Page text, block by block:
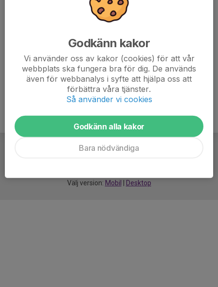
Glöm ej skyddsutrustning.
Viktigt att alla svarar på kallelsen!
Välj version: Mobil Desktop
Godkänn kakor
Vi använder oss av kakor (cookies) för att vår
webbplats ska fungera bra för dig. De används
även för webbanalys i syfte att hjälpa oss att
förbättra våra tjänster.
Så använder vi cookies
Godkänn alla kakor
Bara nödvändiga